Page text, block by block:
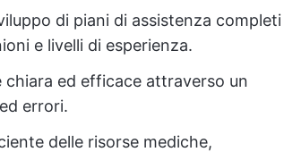
di piani di assistenza completi
e livelli di esperienza.
chiara ed efficace attraverso un
errori.
delle risorse mediche,